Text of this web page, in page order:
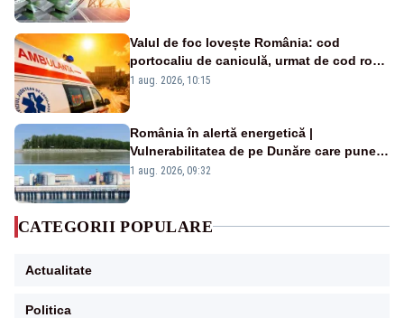
Valul de foc lovește România: cod
portocaliu de caniculă, urmat de cod roșu
duminică. Temperaturile urcă spre 40°C
1 aug. 2026, 10:15
România în alertă energetică |
Vulnerabilitatea de pe Dunăre care pune
în pericol Centrala Cernavodă era
1 aug. 2026, 09:32
CATEGORII POPULARE
Actualitate
Politica